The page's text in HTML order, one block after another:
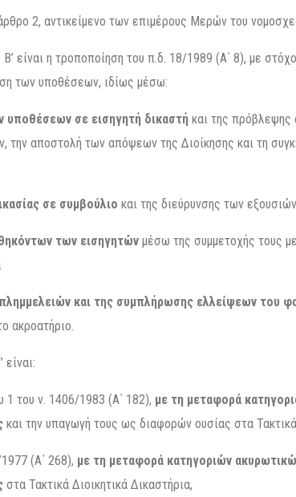
2, αντικείμενο των επιμέρους Μερών του
είναι η τροποποίηση του π.δ. 18/1989 (Α΄ 8), με
των υποθέσεων, ιδίως μέσω:
σε εισηγητή δικαστή και της
την αποστολή των απόψεων της Διοίκησης και τη
σε συμβούλιο και της διεύρυνσης των
των εισηγητών μέσω της συμμετοχής τους
και της συμπλήρωσης ελλείψεων του
ακροατήριο.
1 του ν. 1406/1983 (Α΄ 182), με τη μεταφορά
και την υπαγωγή τους ως διαφορών ουσίας στα Τακτικά
(Α΄ 268), με τη μεταφορά κατηγοριών
στα Τακτικά Διοικητικά Δικαστήρια,